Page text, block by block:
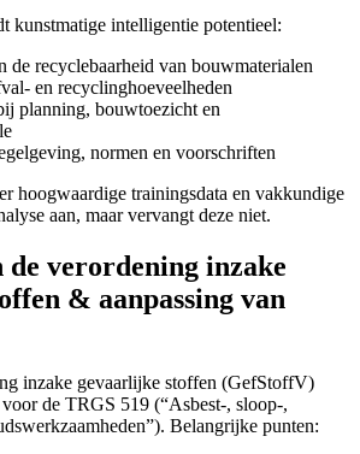
kunstmatige intelligentie potentieel:
de recyclebaarheid van bouwmaterialen
en recyclinghoeveelheden
planning, bouwtoezicht en
normen en voorschriften
hoogwaardige trainingsdata en vakkundige
aan, maar vervangt deze niet.
verordening inzake
& aanpassing van
inzake gevaarlijke stoffen (GefStoffV)
de TRGS 519 (“Asbest-, sloop-,
Belangrijke punten: